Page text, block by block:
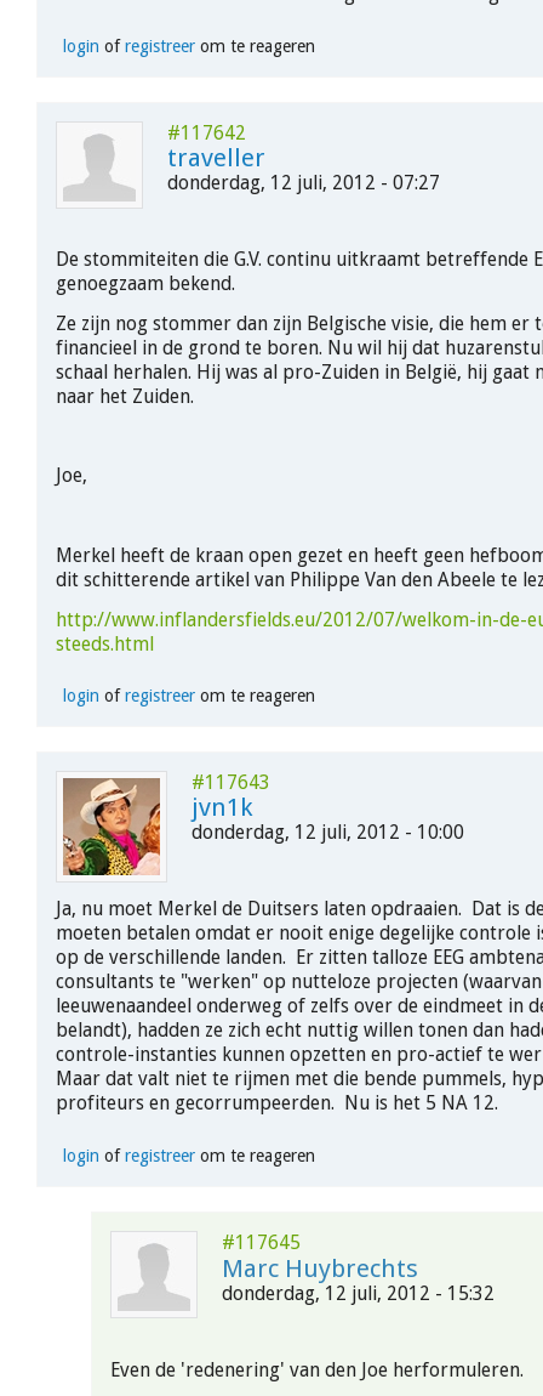
login ofregistreerom te reageren
#117642
traveller
donderdag, 12 juli, 2012 - 07:27
De stommiteiten die G.V. continu uitkraamt betreffende
genoegzaam bekend.
Ze zijn nog stommer dan zijn Belgische visie, die hem er
financieel in de grond te boren. Nu wil hij dat
schaal herhalen. Hij was al pro-Zuiden in België, hij gaat
naar het Zuiden.
Joe,
Merkel heeft de kraan open gezet en heeft geen
dit schitterende artikel van Philippe Van den Abeele te
http://www.inflandersfields.eu/2012/07/welkom-in-de-
steeds.html
login ofregistreerom te reageren
#117643
jvn1k
donderdag, 12 juli, 2012 - 10:00
Ja, nu moet Merkel de Duitsers laten opdraaien. Dat is
moeten betalen omdat er nooit enige degelijke controle
op de verschillende landen. Er zitten talloze EEG
consultants te "werken" op nutteloze projecten
leeuwenaandeel onderweg of zelfs over de eindmeet in
belandt), hadden ze zich echt nuttig willen tonen dan
controle-instanties kunnen opzetten en pro-actief te
Maar dat valt niet te rijmen met die bende pummels,
profiteurs en gecorrumpeerden. Nu is het 5 NA 12.
login ofregistreerom te reageren
#117645
Marc Huybrechts
donderdag, 12 juli, 2012 - 15:32
Even de 'redenering' van den Joe herformuleren.